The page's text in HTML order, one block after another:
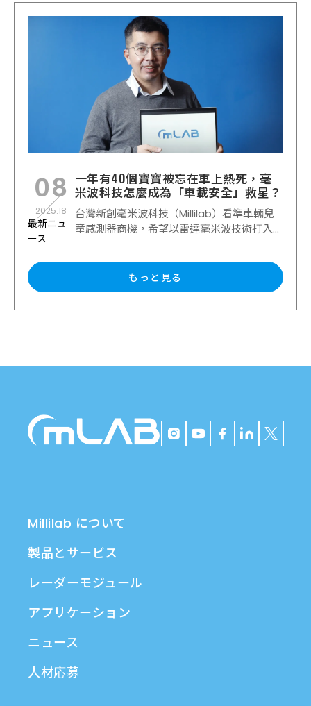
08
2025.18
最新ニュ
ース
一年有40個寶寶被忘在車上熱死，毫
米波科技怎麼成為「車載安全」救星？
台灣新創毫米波科技（Millilab）看準車輛兒
童感測器商機，希望以雷達毫米波技術打入...
もっと見る
Millilab について
製品とサービス
レーダーモジュール
アプリケーション
ニュース
人材応募